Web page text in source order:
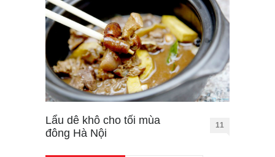
Lẩu dê khô cho tối mùa
đông Hà Nội
11